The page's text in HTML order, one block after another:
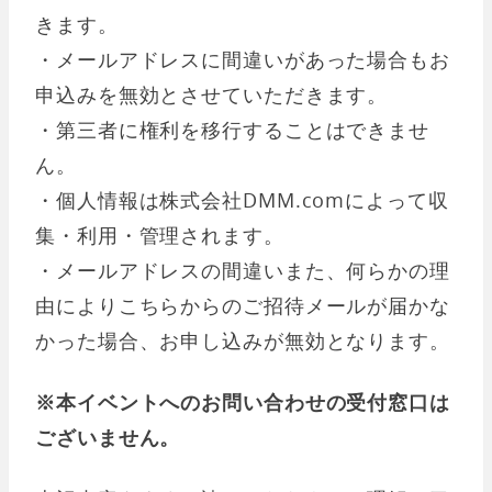
きます。
・メールアドレスに間違いがあった場合もお
申込みを無効とさせていただきます。
・第三者に権利を移行することはできませ
ん。
・個人情報は株式会社DMM.comによって収
集・利用・管理されます。
・メールアドレスの間違いまた、何らかの理
由によりこちらからのご招待メールが届かな
かった場合、お申し込みが無効となります。
※本イベントへのお問い合わせの受付窓口は
ございません。